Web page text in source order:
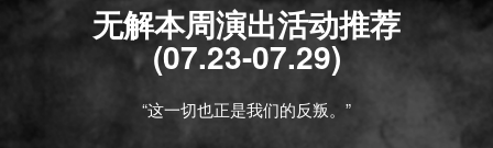
无解本周演出活动推荐
(07.23-07.29)
“这一切也正是我们的反叛。”